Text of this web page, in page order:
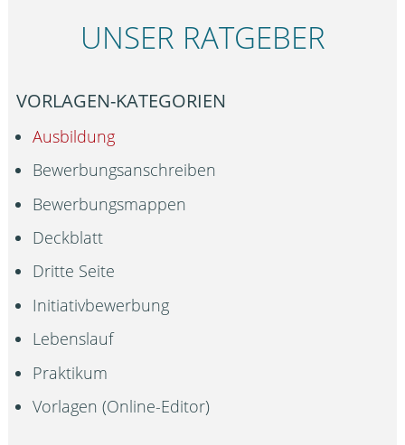
UNSER RATGEBER
VORLAGEN-KATEGORIEN
Ausbildung
Bewerbungsanschreiben
Bewerbungsmappen
Deckblatt
Dritte Seite
Initiativbewerbung
Lebenslauf
Praktikum
Vorlagen (Online-Editor)